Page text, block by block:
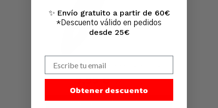
Cepillo COMBI para ante y nobuck
3,95€ IVA Incl.
3,95€ Añadir Al Carrito
✨ Envío gratuito a partir de 60€
*Descuento válido en pedidos
desde 25€
Obtener descuento